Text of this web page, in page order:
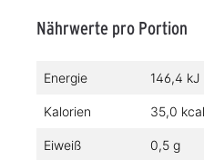
Nährwerte pro Portion
Energie 146,4 kJ
Kalorien 35,0 kcal
Eiweiß 0,5 g